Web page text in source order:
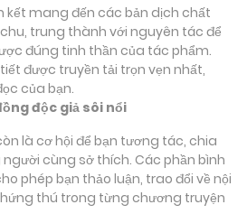
mang đến các bản dịch chất
trung thành với nguyên tác để
đúng tinh thần của tác phẩm.
được truyền tải trọn vẹn nhất,
của bạn.
độc giả sôi nổi
là cơ hội để bạn tương tác, chia
cùng sở thích. Các phần bình
phép bạn thảo luận, trao đổi về nội
thú trong từng chương truyện